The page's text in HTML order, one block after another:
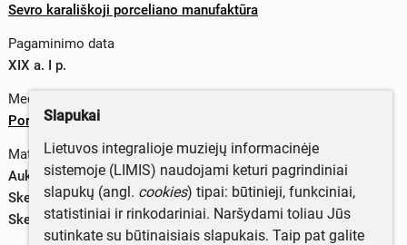
Sevro karališkoji porceliano manufaktūra
Pagaminimo data
XIX a. I p.
Medžiagos
Porcelianas
Matmenys
Aukštis – 2,3 cm
Skersmuo (viršaus) – 22,5 cm
Skersmuo (dugno) – 14,0 cm
Slapukai
Lietuvos integralioje muziejų informacinėje
sistemoje (LIMIS) naudojami keturi pagrindiniai
slapukų (angl. cookies) tipai: būtinieji, funkciniai,
statistiniai ir rinkodariniai. Naršydami toliau Jūs
sutinkate su būtinaisiais slapukais. Taip pat galite